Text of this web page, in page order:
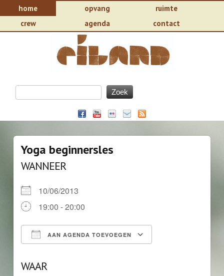
home opvang
ruimte
crew
agenda contact
Yoga beginnersles
WANNEER
10/06/2013
19:00 - 20:00
AAN AGENDA TOEVOEGEN
WAAR